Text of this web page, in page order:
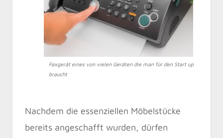
Faxgerät eines von vielen Geräten die man für den Start up
braucht
Nachdem die essenziellen Möbelstücke
bereits angeschafft wurden, dürfen